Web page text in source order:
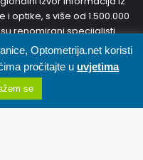
optike, s više od 1.500.000
renomirani specijalisti
diplomama i
ćemo se predstaviti Vam
Pridružite nam se,
kreirajte portal
Telegram Viber
Optometrija.net koristi
pročitajte u uvjetima
se